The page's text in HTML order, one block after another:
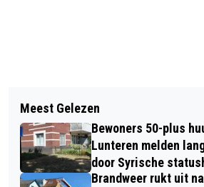
CEES ROELOFSEN EN
BENOEMD TOT LID IN DE
ORANJE-NASSAU
ONGEVAL OP DR. W.
VEROORZAAKT
Meest Gelezen
Bewoners 50-plus
Lunteren melden
door Syrische
Brandweer rukt uit